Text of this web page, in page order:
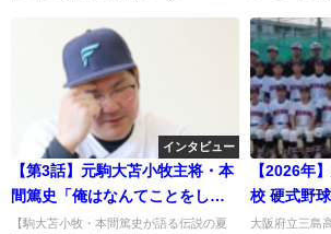
インタビュー
【第3話】元駒大苫小牧主将・本
間篤史「俺はなんてことをした
んだ」早実との決勝再試合で流
【駒大苫小牧・本間篤史が語る伝説の夏
【2026年
校 硬式野
大阪府立三島